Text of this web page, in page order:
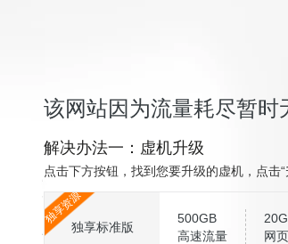
该网站因为流量耗尽暂时
解决办法一：虚机升级
点击下方按钮，找到您要升级的虚机，点击
独享资源
独享标准版
500GB
高速流量
网